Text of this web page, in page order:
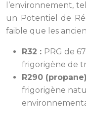
l’environnement,
un Potentiel de
faible que les
R32 : PRG de
frigorigène de
R290
frigorigène